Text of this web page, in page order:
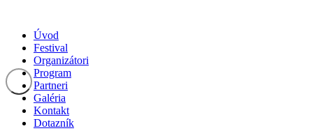
Úvod
Festival
Organizátori
Program
Partneri
Galéria
Kontakt
Dotazník